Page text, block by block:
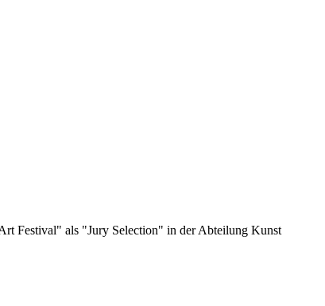
Festival" als "Jury Selection" in der Abteilung Kunst